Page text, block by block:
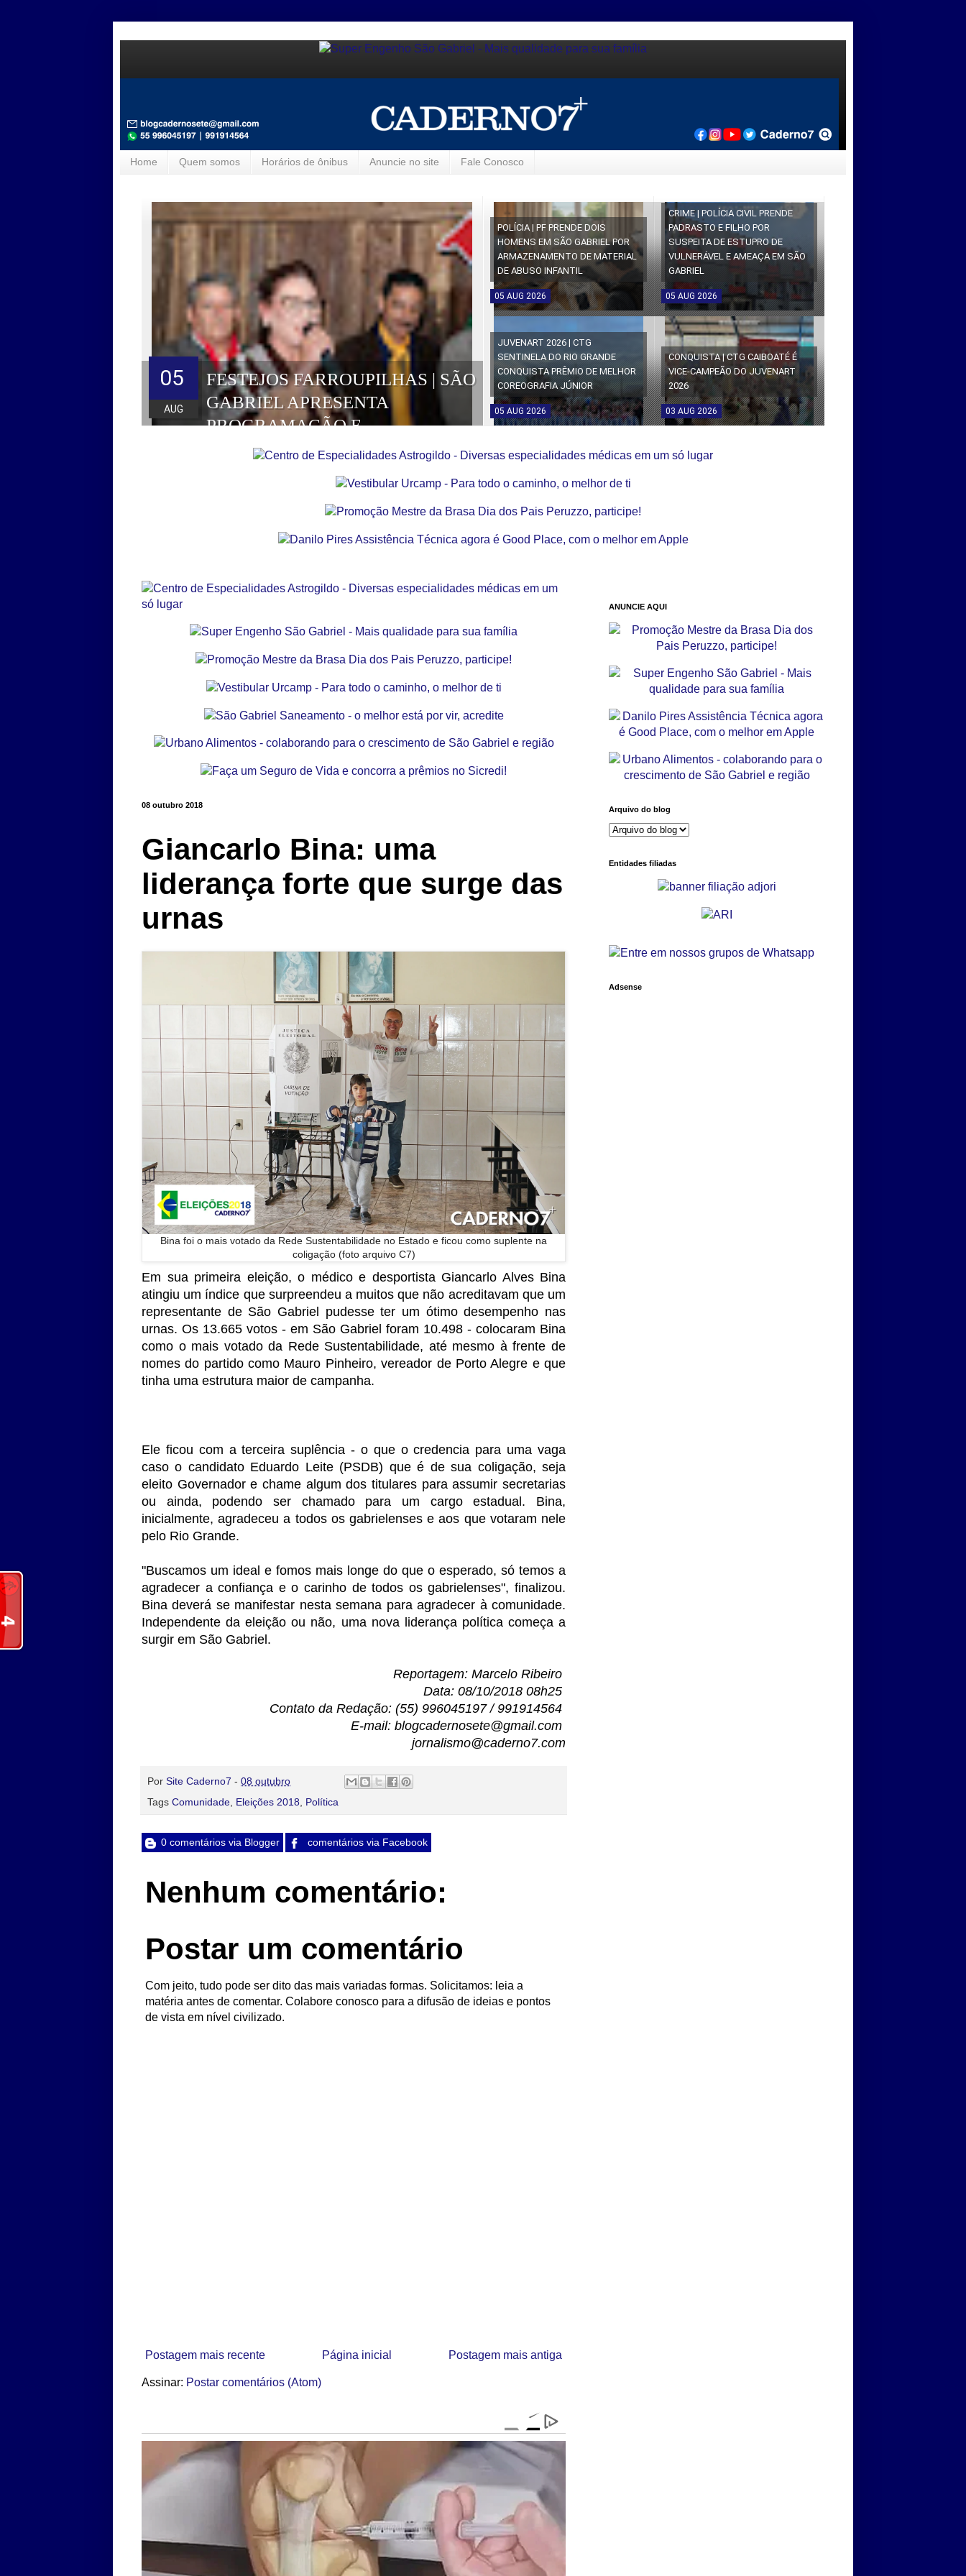
Home Quem somos Horários de ônibus Anuncie no site Fale Conosco
FESTEJOS FARROUPILHAS | SÃO
GABRIEL APRESENTA
PROGRAMAÇÃO E
HOMENAGEADOS DA EDIÇÃO
05
AUG
POLÍCIA | PF PRENDE DOIS
HOMENS EM SÃO GABRIEL POR
ARMAZENAMENTO DE MATERIAL
DE ABUSO INFANTIL
05 AUG 2026
CRIME | POLÍCIA CIVIL PRENDE
PADRASTO E FILHO POR
SUSPEITA DE ESTUPRO DE
VULNERÁVEL E AMEAÇA EM SÃO
GABRIEL
05 AUG 2026
JUVENART 2026 | CTG
SENTINELA DO RIO GRANDE
CONQUISTA PRÊMIO DE MELHOR
COREOGRAFIA JÚNIOR
05 AUG 2026
CONQUISTA | CTG CAIBOATÉ É
VICE-CAMPEÃO DO JUVENART
2026
03 AUG 2026
08 outubro 2018
Giancarlo Bina: uma
liderança forte que surge das
urnas
Bina foi o mais votado da Rede Sustentabilidade no Estado e ficou como suplente na
coligação (foto arquivo C7)
Em sua primeira eleição, o médico e desportista Giancarlo Alves Bina
atingiu um índice que surpreendeu a muitos que não acreditavam que um
representante de São Gabriel pudesse ter um ótimo desempenho nas
urnas. Os 13.665 votos - em São Gabriel foram 10.498 - colocaram Bina
como o mais votado da Rede Sustentabilidade, até mesmo à frente de
nomes do partido como Mauro Pinheiro, vereador de Porto Alegre e que
tinha uma estrutura maior de campanha.
Ele ficou com a terceira suplência - o que o credencia para uma vaga
caso o candidato Eduardo Leite (PSDB) que é de sua coligação, seja
eleito Governador e chame algum dos titulares para assumir secretarias
ou ainda, podendo ser chamado para um cargo estadual. Bina,
inicialmente, agradeceu a todos os gabrielenses e aos que votaram nele
pelo Rio Grande.
"Buscamos um ideal e fomos mais longe do que o esperado, só temos a
agradecer a confiança e o carinho de todos os gabrielenses", finalizou.
Bina deverá se manifestar nesta semana para agradecer à comunidade.
Independente da eleição ou não, uma nova liderança política começa a
surgir em São Gabriel.
Reportagem: Marcelo Ribeiro
Data: 08/10/2018 08h25
Contato da Redação: (55) 996045197 / 991914564
E-mail: blogcadernosete@gmail.com
jornalismo@caderno7.com
Por Site Caderno7 - 08 outubro
Tags Comunidade, Eleições 2018, Política
0 comentários via Blogger comentários via Facebook
Nenhum comentário:
Postar um comentário
Com jeito, tudo pode ser dito das mais variadas formas. Solicitamos: leia a
matéria antes de comentar. Colabore conosco para a difusão de ideias e pontos
de vista em nível civilizado.
Postagem mais recente Postagem mais antiga
Página inicial
Assinar: Postar comentários (Atom)
ANUNCIE AQUI
Arquivo do blog
Entidades filiadas
Adsense